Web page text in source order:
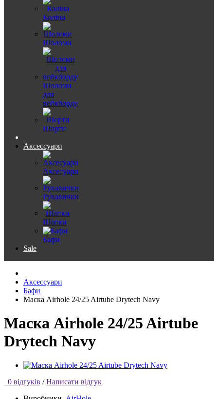
Коліна
Шоломи
Шоломи
для
вейкборду
Шорти
Аксессуари
Аксесуари
Рукавички
Шапки
Бафи
Sale
Аксессуари
Бафи
Маска Airhole 24/25 Airtube Drytech Navy
Маска Airhole 24/25 Airtube
Drytech Navy
0 відгуків / Написати відгук